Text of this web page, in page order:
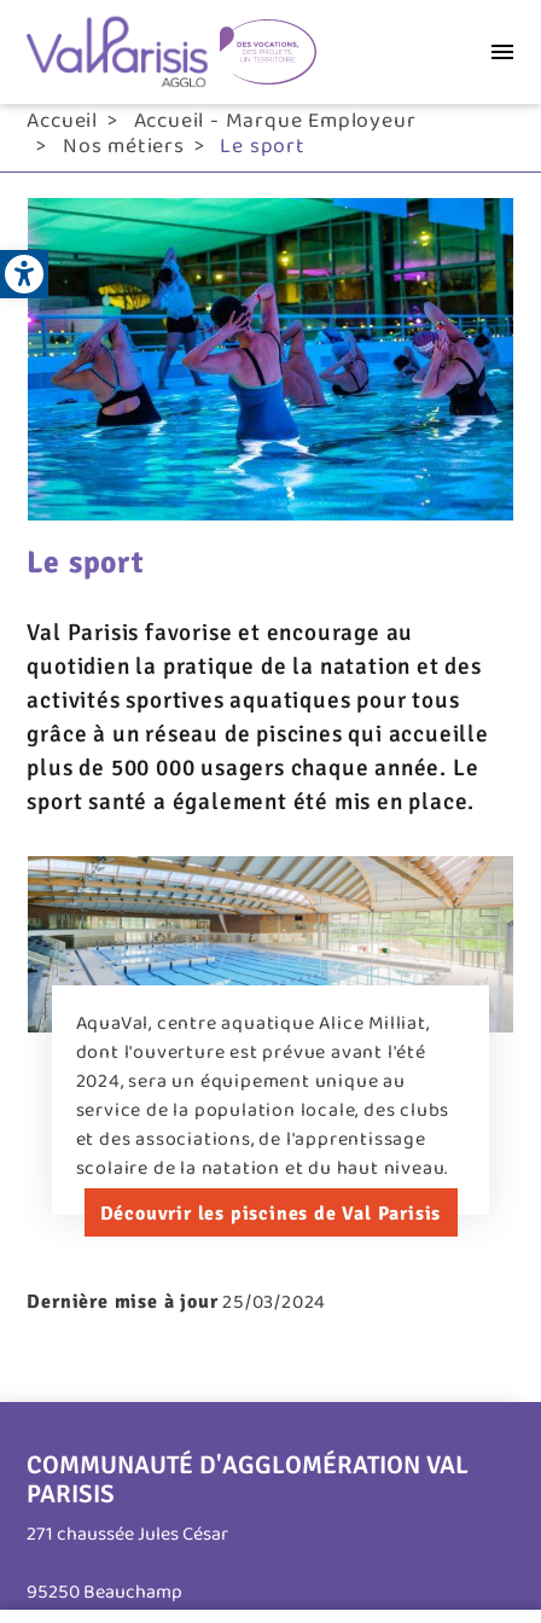
Open toolbar
Aller
au
contenu
principal
Accueil Accueil - Marque Employeur
Nos métiers Le sport
Le sport
Val Parisis favorise et encourage au
quotidien la pratique de la natation et des
activités sportives aquatiques pour tous
grâce à un réseau de piscines qui accueille
plus de 500 000 usagers chaque année. Le
sport santé a également été mis en place.
AquaVal, centre aquatique Alice Milliat,
dont l'ouverture est prévue avant l'été
2024, sera un équipement unique au
service de la population locale, des clubs
et des associations, de l'apprentissage
scolaire de la natation et du haut niveau.
Découvrir les piscines de Val Parisis
Dernière mise à jour25/03/2024
COMMUNAUTÉ D'AGGLOMÉRATION VAL
PARISIS
271 chaussée Jules César
95250 Beauchamp